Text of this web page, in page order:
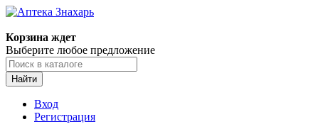
Корзина ждет
Выберите любое предложение
Найти
Вход
Регистрация